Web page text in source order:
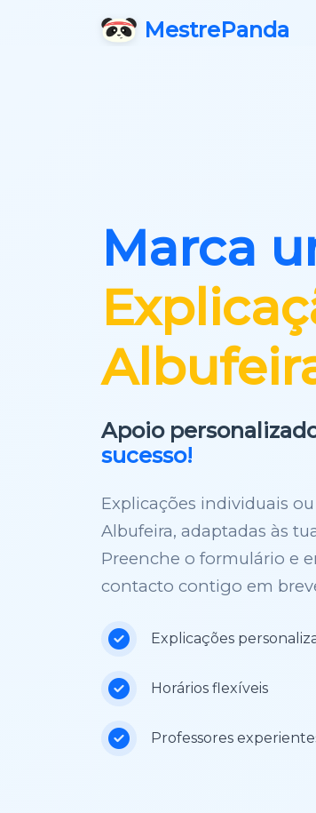
MestrePanda
Marca
Apoio
sucesso!
Explicações individuais
Albufeira, adaptadas às
Preenche o formulário e
contacto contigo em
Explicações
Horários flexíveis
Professores